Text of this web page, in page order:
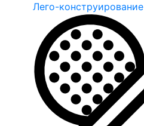
Лего-конструирование